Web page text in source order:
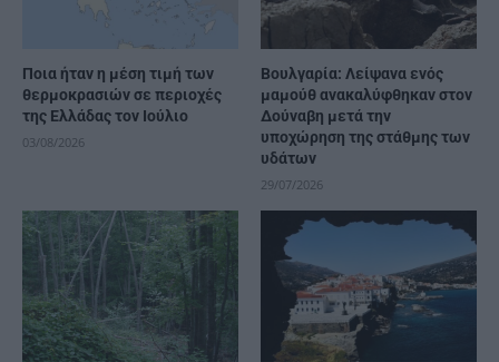
Ποια ήταν η μέση τιμή των
θερμοκρασιών σε περιοχές
της Ελλάδας τον Ιούλιο
03/08/2026
Βουλγαρία: Λείψανα ενός
μαμούθ ανακαλύφθηκαν στον
Δούναβη μετά την
υποχώρηση της στάθμης των
υδάτων
29/07/2026